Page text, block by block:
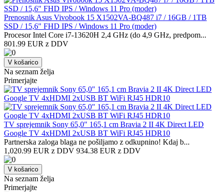
Prenosnik Asus Vivobook 15 X1502VA-BQ487 i7 / 16GB / 1TB
SSD / 15,6" FHD IPS / Windows 11 Pro (moder)
Procesor Intel Core i7-13620H 2,4 GHz (do 4,9 GHz, predpom...
801.99 EUR z DDV
V košarico
Na seznam želja
Primerjajte
TV sprejemnik Sony 65,0" 165,1 cm Bravia 2 II 4K Direct LED
Google TV 4xHDMI 2xUSB BT WiFi RJ45 HDR10
Partnerska zaloga blaga ne pošiljamo z odkupnino! ​Kdaj b...
1,020.99 EUR z DDV 934.38 EUR z DDV
V košarico
Na seznam želja
Primerjajte